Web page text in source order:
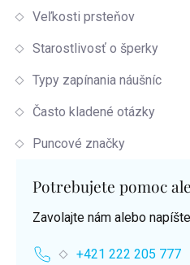
Veľkosti prsteňov
Starostlivosť o šperky
Typy zapínania náušníc
Často kladené otázky
Puncové značky
Potrebujete pomoc
Zavolajte nám alebo
+421 222 205 777